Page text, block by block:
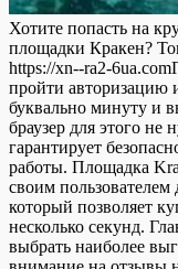
Хотите попасть на
площадки Кракен?
https://xn--ra2-
пройти авторизацию
буквально минуту и
браузер для этого
гарантирует
работы. Площадка
своим пользователем
который позволяет
несколько секунд.
выбрать наиболее